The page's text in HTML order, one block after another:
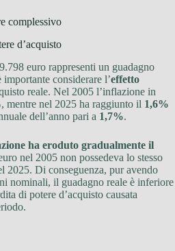
complessivo
d’acquisto
euro rappresenti un guadagno
considerare l’effetto
reale. Nel 2005 l’inflazione in
, mentre nel 2025 ha raggiunto il 1,6%
dell’anno pari a 1,7%.
ha eroduto gradualmente il
nel 2005 non possedeva lo stesso
2025. Di conseguenza, pur avendo
nominali, il guadagno reale è inferiore
di potere d’acquisto causata